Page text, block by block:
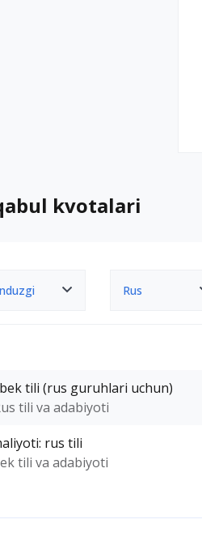
kvotalari
Rus
tili (rus guruhlari uchun)
tili va adabiyoti
rus tili
tili va adabiyoti